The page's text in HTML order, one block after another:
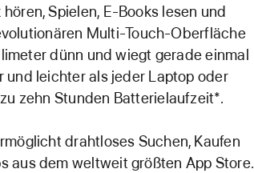
Spielen, E-Books lesen und
Multi-Touch-Oberfläche
dünn und wiegt gerade einmal
und leichter als jeder Laptop oder
zehn Stunden Batterielaufzeit*.
drahtloses Suchen, Kaufen
aus dem weltweit größten App Store.